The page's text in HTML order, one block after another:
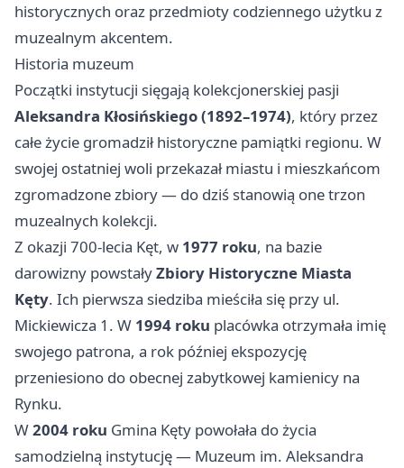
historycznych oraz przedmioty codziennego użytku z
muzealnym akcentem.
Historia muzeum
Początki instytucji sięgają kolekcjonerskiej pasji
Aleksandra Kłosińskiego (1892–1974), który przez
całe życie gromadził historyczne pamiątki regionu. W
swojej ostatniej woli przekazał miastu i mieszkańcom
zgromadzone zbiory — do dziś stanowią one trzon
muzealnych kolekcji.
Z okazji 700-lecia Kęt, w 1977 roku, na bazie
darowizny powstałyZbiory Historyczne Miasta
Kęty. Ich pierwsza siedziba mieściła się przy ul.
Mickiewicza 1. W 1994 roku placówka otrzymała imię
swojego patrona, a rok później ekspozycję
przeniesiono do obecnej zabytkowej kamienicy na
Rynku.
W2004 roku Gmina Kęty powołała do życia
samodzielną instytucję — Muzeum im. Aleksandra